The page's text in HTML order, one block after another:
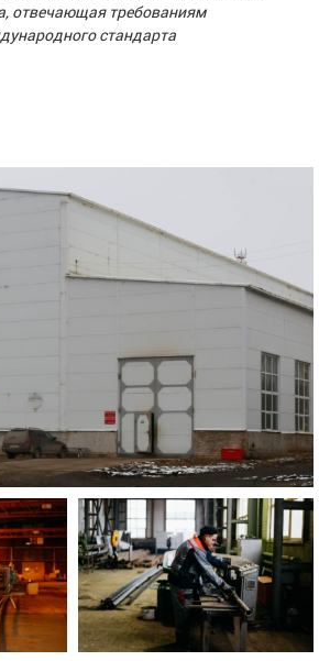
отвечающая требованиям
стандарта